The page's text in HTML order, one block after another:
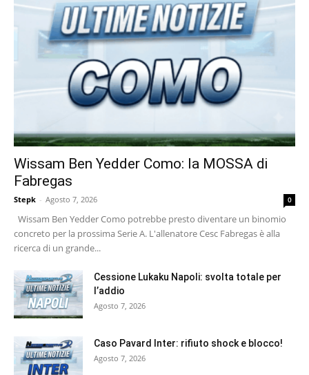
Wissam Ben Yedder Como: la MOSSA di
Fabregas
Stepk - Agosto 7, 2026 0
Wissam Ben Yedder Como potrebbe presto diventare un binomio
concreto per la prossima Serie A. L'allenatore Cesc Fabregas è alla
ricerca di un grande...
Cessione Lukaku Napoli: svolta totale per
l’addio
Agosto 7, 2026
Caso Pavard Inter: rifiuto shock e blocco!
Agosto 7, 2026